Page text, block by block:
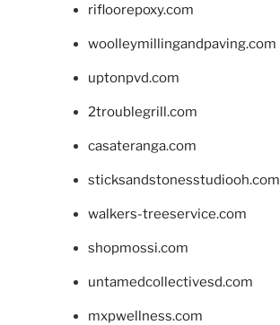
rifloorepoxy.com
woolleymillingandpaving.com
uptonpvd.com
2troublegrill.com
casateranga.com
sticksandstonesstudiooh.com
walkers-treeservice.com
shopmossi.com
untamedcollectivesd.com
mxpwellness.com